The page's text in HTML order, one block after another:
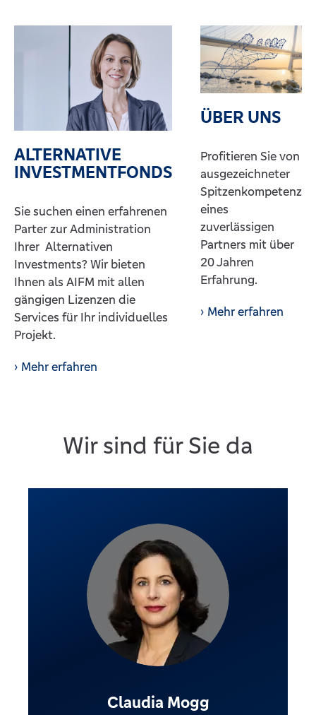
ALTERNATIVE
INVESTMENTFONDS
Sie suchen einen erfahrenen
Parter zur Administration
Ihrer Alternativen
Investments? Wir bieten
Ihnen als AIFM mit allen
gängigen Lizenzen die
Services für Ihr individuelles
Projekt.
Mehr erfahren
ÜBER UNS
Profitieren Sie von
ausgezeichneter
Spitzenkompetenz
eines
zuverlässigen
Partners mit über
20 Jahren
Erfahrung.
Mehr erfahren
Wir sind für Sie da
Claudia Mogg